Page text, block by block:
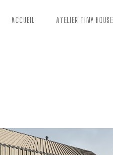
ACCUEIL ATELIER TINY HOUSE